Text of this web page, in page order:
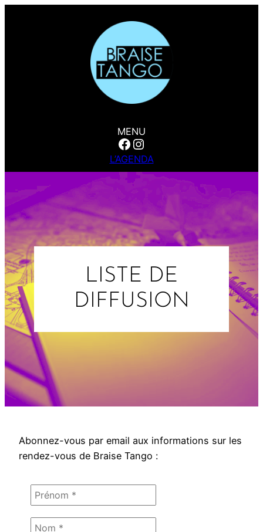
MENU
Facebook Instagram
L’AGENDA
LISTE DE
DIFFUSION
Abonnez-vous par email aux informations sur les
rendez-vous de Braise Tango :